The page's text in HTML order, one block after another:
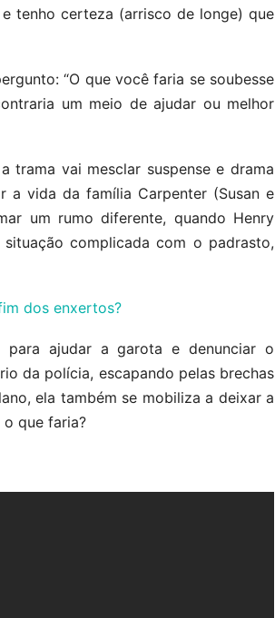
tenho certeza (arrisco de longe) que
“O que você faria se soubesse
um meio de ajudar ou melhor
trama vai mesclar suspense e drama
a vida da família Carpenter (Susan e
um rumo diferente, quando Henry
complicada com o padrasto,
dos enxertos?
ajudar a garota e denunciar o
da polícia, escapando pelas brechas
ela também se mobiliza a deixar a
que faria?